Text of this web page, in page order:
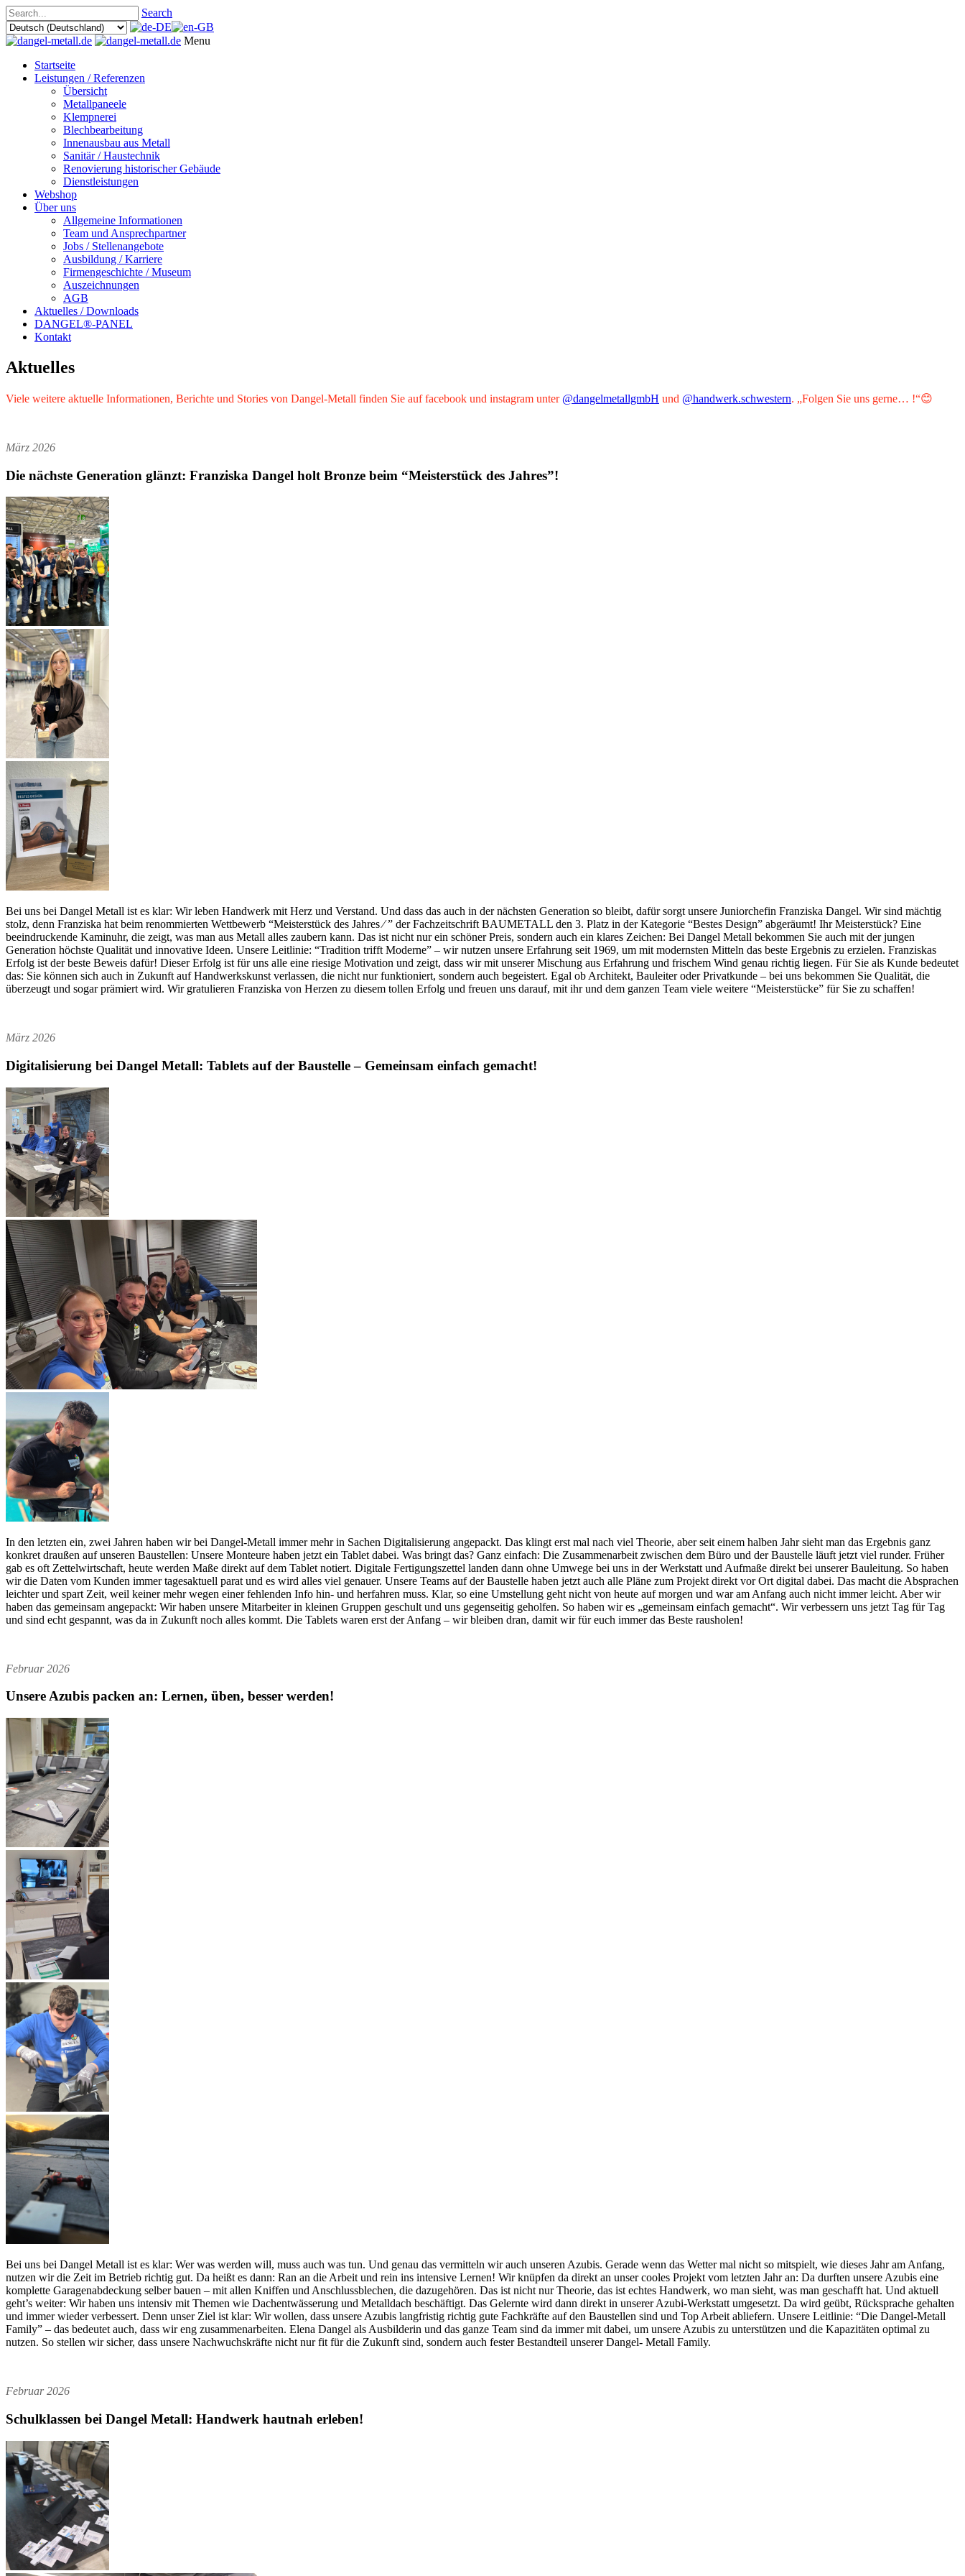
Search
Menu
Startseite
Leistungen / Referenzen
Übersicht
Metallpaneele
Klempnerei
Blechbearbeitung
Innenausbau aus Metall
Sanitär / Haustechnik
Renovierung historischer Gebäude
Dienstleistungen
Webshop
Über uns
Allgemeine Informationen
Team und Ansprechpartner
Jobs / Stellenangebote
Ausbildung / Karriere
Firmengeschichte / Museum
Auszeichnungen
AGB
Aktuelles / Downloads
DANGEL®-PANEL
Kontakt
Aktuelles
Viele weitere aktuelle Informationen, Berichte und Stories von Dangel-Metall finden Sie auf facebook und instagram unter @dangelmetallgmbH und @handwerk.schwestern. „Folgen Sie uns gerne… !“😊
März 2026
Die nächste Generation glänzt: Franziska Dangel holt Bronze beim “Meisterstück des Jahres”!
Bei uns bei Dangel Metall ist es klar: Wir leben Handwerk mit Herz und Verstand. Und dass das auch in der nächsten Generation so bleibt, dafür sorgt unsere Juniorchefin Franziska Dangel. Wir sind mächtig
stolz, denn Franziska hat beim renommierten Wettbewerb “Meisterstück des Jahres ⁄ ” der Fachzeitschrift BAUMETALL den 3. Platz in der Kategorie “Bestes Design” abgeräumt! Ihr Meisterstück? Eine
beeindruckende Kaminuhr, die zeigt, was man aus Metall alles zaubern kann. Das ist nicht nur ein schöner Preis, sondern auch ein klares Zeichen: Bei Dangel Metall bekommen Sie auch mit der jungen
Generation höchste Qualität und innovative Ideen. Unsere Leitlinie: “Tradition trifft Moderne” ‒ wir nutzen unsere Erfahrung seit 1969, um mit modernsten Mitteln das beste Ergebnis zu erzielen. Franziskas
Erfolg ist der beste Beweis dafür! Dieser Erfolg ist für uns alle eine riesige Motivation und zeigt, dass wir mit unserer Mischung aus Erfahrung und frischem Wind genau richtig liegen. Für Sie als Kunde bedeutet
das: Sie können sich auch in Zukunft auf Handwerkskunst verlassen, die nicht nur funktioniert, sondern auch begeistert. Egal ob Architekt, Bauleiter oder Privatkunde ‒ bei uns bekommen Sie Qualität, die
überzeugt und sogar prämiert wird. Wir gratulieren Franziska von Herzen zu diesem tollen Erfolg und freuen uns darauf, mit ihr und dem ganzen Team viele weitere “Meisterstücke” für Sie zu schaffen!
März 2026
Digitalisierung bei Dangel Metall: Tablets auf der Baustelle ‒ Gemeinsam einfach gemacht!
In den letzten ein, zwei Jahren haben wir bei Dangel-Metall immer mehr in Sachen Digitalisierung angepackt. Das klingt erst mal nach viel Theorie, aber seit einem halben Jahr sieht man das Ergebnis ganz
konkret draußen auf unseren Baustellen: Unsere Monteure haben jetzt ein Tablet dabei. Was bringt das? Ganz einfach: Die Zusammenarbeit zwischen dem Büro und der Baustelle läuft jetzt viel runder. Früher
gab es oft Zettelwirtschaft, heute werden Maße direkt auf dem Tablet notiert. Digitale Fertigungszettel landen dann ohne Umwege bei uns in der Werkstatt und Aufmaße direkt bei unserer Bauleitung. So haben
wir die Daten vom Kunden immer tagesaktuell parat und es wird alles viel genauer. Unsere Teams auf der Baustelle haben jetzt auch alle Pläne zum Projekt direkt vor Ort digital dabei. Das macht die Absprachen
leichter und spart Zeit, weil keiner mehr wegen einer fehlenden Info hin- und herfahren muss. Klar, so eine Umstellung geht nicht von heute auf morgen und war am Anfang auch nicht immer leicht. Aber wir
haben das gemeinsam angepackt: Wir haben unsere Mitarbeiter in kleinen Gruppen geschult und uns gegenseitig geholfen. So haben wir es „gemeinsam einfach gemacht“. Wir verbessern uns jetzt Tag für Tag
und sind echt gespannt, was da in Zukunft noch alles kommt. Die Tablets waren erst der Anfang ‒ wir bleiben dran, damit wir für euch immer das Beste rausholen!
Februar 2026
Unsere Azubis packen an: Lernen, üben, besser werden!
Bei uns bei Dangel Metall ist es klar: Wer was werden will, muss auch was tun. Und genau das vermitteln wir auch unseren Azubis. Gerade wenn das Wetter mal nicht so mitspielt, wie dieses Jahr am Anfang,
nutzen wir die Zeit im Betrieb richtig gut. Da heißt es dann: Ran an die Arbeit und rein ins intensive Lernen! Wir knüpfen da direkt an unser cooles Projekt vom letzten Jahr an: Da durften unsere Azubis eine
komplette Garagenabdeckung selber bauen ‒ mit allen Kniffen und Anschlussblechen, die dazugehören. Das ist nicht nur Theorie, das ist echtes Handwerk, wo man sieht, was man geschafft hat. Und aktuell
geht’s weiter: Wir haben uns intensiv mit Themen wie Dachentwässerung und Metalldach beschäftigt. Das Gelernte wird dann direkt in unserer Azubi-Werkstatt umgesetzt. Da wird geübt, Rücksprache gehalten
und immer wieder verbessert. Denn unser Ziel ist klar: Wir wollen, dass unsere Azubis langfristig richtig gute Fachkräfte auf den Baustellen sind und Top Arbeit abliefern. Unsere Leitlinie: “Die Dangel-Metall
Family” ‒ das bedeutet auch, dass wir eng zusammenarbeiten. Elena Dangel als Ausbilderin und das ganze Team sind da immer mit dabei, um unsere Azubis zu unterstützen und die Kapazitäten optimal zu
nutzen. So stellen wir sicher, dass unsere Nachwuchskräfte nicht nur fit für die Zukunft sind, sondern auch fester Bestandteil unserer Dangel- Metall Family.
Februar 2026
Schulklassen bei Dangel Metall: Handwerk hautnah erleben!